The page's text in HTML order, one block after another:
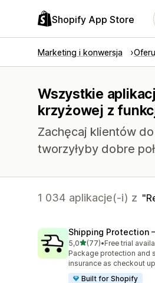
Shopify App Store
Marketing i konwersja
Wszystkie
krzyżowej z
Zachęcaj klientów
tworzyłyby dobre
1 034 aplikacje(-i) z
Shipping Protection
5,0na 5 gwiazdek
(77)
Łączna liczba recenzji:
•Free trial
Package protection and
insurance as checkout
Built for Shopify